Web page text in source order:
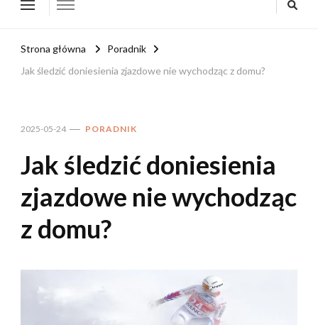
Strona główna
Poradnik
Jak śledzić doniesienia zjazdowe nie wychodząc z domu?
2025-05-24 PORADNIK
Jak śledzić doniesienia
zjazdowe nie wychodząc
z domu?